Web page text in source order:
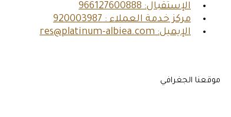
الإستقبال: 966127600888
مركز خدمة العملاء : 920003987
الإيميل: res@platinum-albiea.com
موقعنا الجغرافي